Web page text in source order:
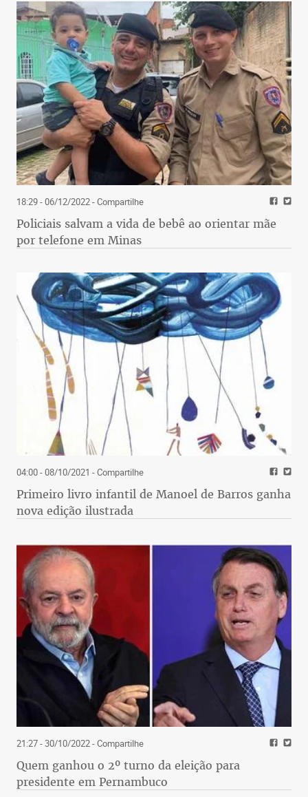
18:29 - 06/12/2022- Compartilhe
Policiais salvam a vida de bebê ao orientar mãe
por telefone em Minas
04:00 - 08/10/2021 - Compartilhe
Primeiro livro infantil de Manoel de Barros ganha
nova edição ilustrada
21:27 - 30/10/2022- Compartilhe
Quem ganhou o 2º turno da eleição para
presidente em Pernambuco